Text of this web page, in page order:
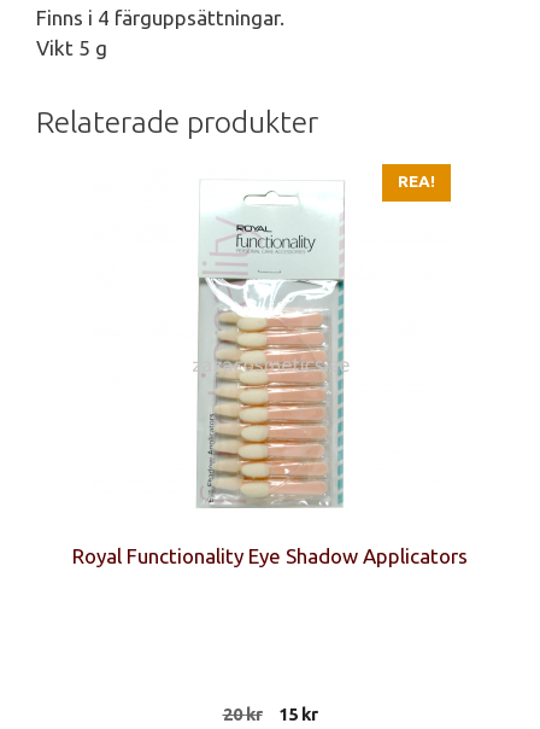
Finns i 4 färguppsättningar.
Vikt 5 g
Relaterade produkter
REA!
Royal Functionality Eye Shadow Applicators
20kr
Det
15 krDet